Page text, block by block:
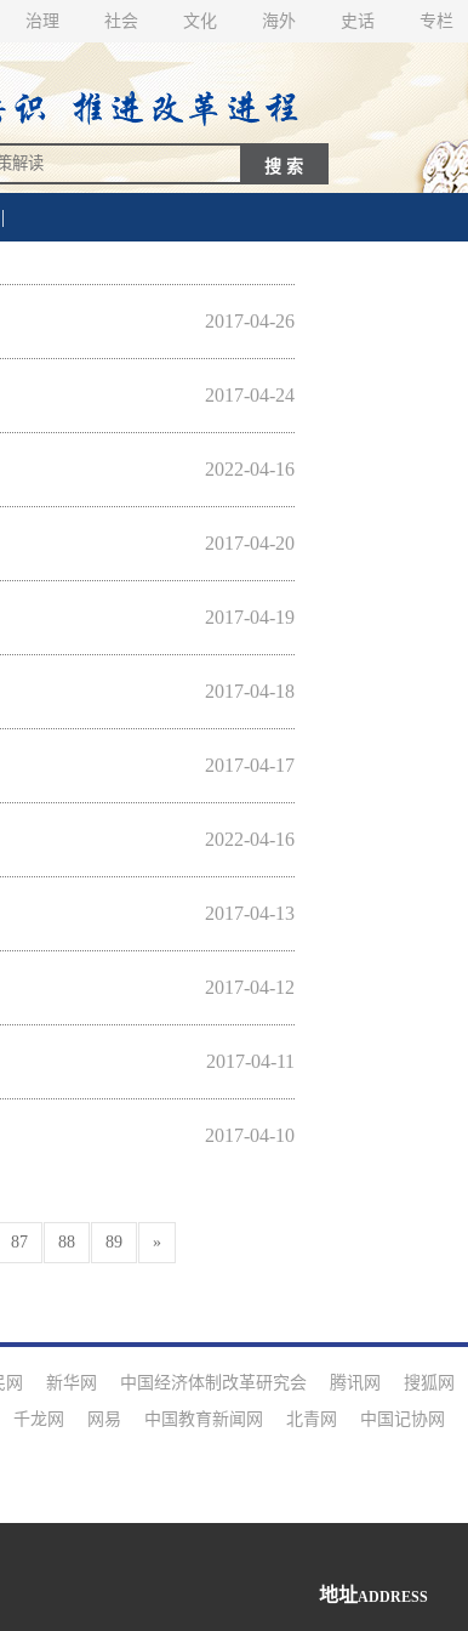
治理 社会 文化 海外 史话 专栏
|
2017-04-26
2017-04-24
2022-04-16
2017-04-20
2017-04-19
2017-04-18
2017-04-17
2022-04-16
2017-04-13
2017-04-12
2017-04-11
2017-04-10
87 88 89 »
网 新华网 中国经济体制改革研究会 腾讯网 搜狐网
千龙网 网易 中国教育新闻网 北青网 中国记协网
地址ADDRESS